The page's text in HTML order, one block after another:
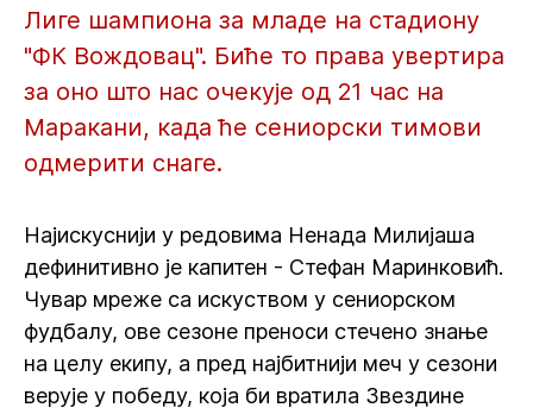
Лиге шампиона за младе на стадиону
"ФК Вождовац". Биће то права увертира
за оно што нас очекује од 21 час на
Маракани, када ће сениорски тимови
одмерити снаге.
Најискуснији у редовима Ненада Милијаша
дефинитивно је капитен - Стефан Маринковић.
Чувар мреже са искуством у сениорском
фудбалу, ове сезоне преноси стечено знање
на целу екипу, а пред најбитнији меч у сезони
верује у победу, која би вратила Звездине